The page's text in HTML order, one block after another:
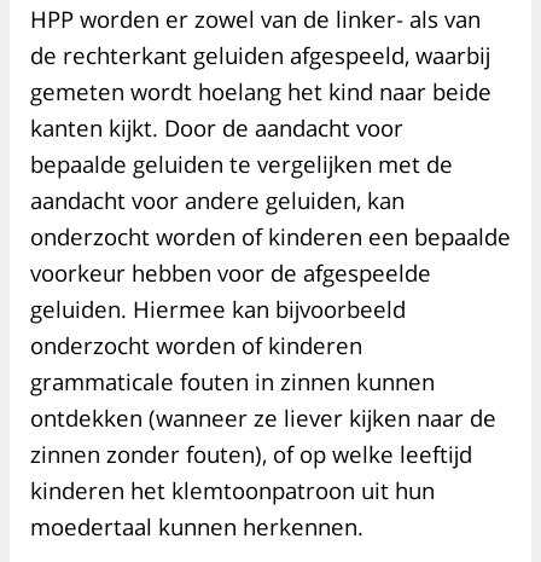
HPP worden er zowel van de linker- als van
de rechterkant geluiden afgespeeld, waarbij
gemeten wordt hoelang het kind naar beide
kanten kijkt. Door de aandacht voor
bepaalde geluiden te vergelijken met de
aandacht voor andere geluiden, kan
onderzocht worden of kinderen een bepaalde
voorkeur hebben voor de afgespeelde
geluiden. Hiermee kan bijvoorbeeld
onderzocht worden of kinderen
grammaticale fouten in zinnen kunnen
ontdekken (wanneer ze liever kijken naar de
zinnen zonder fouten), of op welke leeftijd
kinderen het klemtoonpatroon uit hun
moedertaal kunnen herkennen.